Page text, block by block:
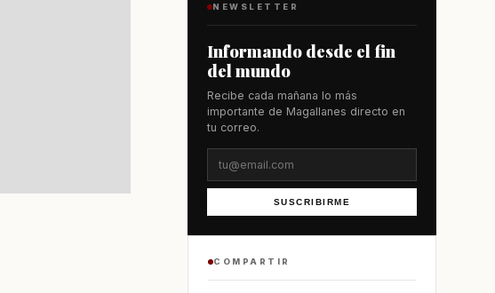
NEWSLETTER
Informando desde el fin
del mundo
Recibe cada mañana lo más
importante de Magallanes directo en
tu correo.
SUSCRIBIRME
COMPARTIR